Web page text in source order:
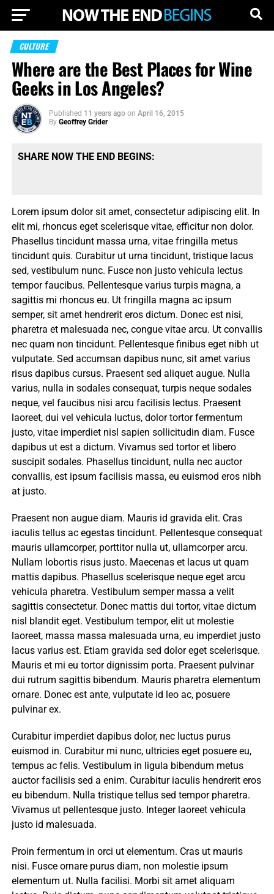
CULTURE
Where are the Best Places for Wine
Geeks in Los Angeles?
Published 11 years ago on April 16, 2015
By Geoffrey Grider
SHARE NOW THE END BEGINS:
Lorem ipsum dolor sit amet, consectetur adipiscing elit. In
elit mi, rhoncus eget scelerisque vitae, efficitur non dolor.
Phasellus tincidunt massa urna, vitae fringilla metus
tincidunt quis. Curabitur ut urna tincidunt, tristique lacus
sed, vestibulum nunc. Fusce non justo vehicula lectus
tempor faucibus. Pellentesque varius turpis magna, a
sagittis mi rhoncus eu. Ut fringilla magna ac ipsum
semper, sit amet hendrerit eros dictum. Donec est nisi,
pharetra et malesuada nec, congue vitae arcu. Ut convallis
nec quam non tincidunt. Pellentesque finibus eget nibh ut
vulputate. Sed accumsan dapibus nunc, sit amet varius
risus dapibus cursus. Praesent sed aliquet augue. Nulla
varius, nulla in sodales consequat, turpis neque sodales
neque, vel faucibus nisi arcu facilisis lectus. Praesent
laoreet, dui vel vehicula luctus, dolor tortor fermentum
justo, vitae imperdiet nisl sapien sollicitudin diam. Fusce
dapibus ut est a dictum. Vivamus sed tortor et libero
suscipit sodales. Phasellus tincidunt, nulla nec auctor
convallis, est ipsum facilisis massa, eu euismod eros nibh
at justo.
Praesent non augue diam. Mauris id gravida elit. Cras
iaculis tellus ac egestas tincidunt. Pellentesque consequat
mauris ullamcorper, porttitor nulla ut, ullamcorper arcu.
Nullam lobortis risus justo. Maecenas et lacus ut quam
mattis dapibus. Phasellus scelerisque neque eget arcu
vehicula pharetra. Vestibulum semper massa a velit
sagittis consectetur. Donec mattis dui tortor, vitae dictum
nisl blandit eget. Vestibulum tempor, elit ut molestie
laoreet, massa massa malesuada urna, eu imperdiet justo
lacus varius est. Etiam gravida sed dolor eget scelerisque.
Mauris et mi eu tortor dignissim porta. Praesent pulvinar
dui rutrum sagittis bibendum. Mauris pharetra elementum
ornare. Donec est ante, vulputate id leo ac, posuere
pulvinar ex.
Curabitur imperdiet dapibus dolor, nec luctus purus
euismod in. Curabitur mi nunc, ultricies eget posuere eu,
tempus ac felis. Vestibulum in ligula bibendum metus
auctor facilisis sed a enim. Curabitur iaculis hendrerit eros
eu bibendum. Nulla tristique tellus sed tempor pharetra.
Vivamus ut pellentesque justo. Integer laoreet vehicula
justo id malesuada.
Proin fermentum in orci ut elementum. Cras ut mauris
nisi. Fusce ornare purus diam, non molestie ipsum
elementum ut. Nulla facilisi. Morbi sit amet aliquam